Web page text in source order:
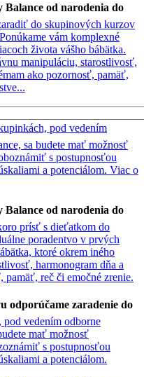
od narodenia do
do skupinových kurzov
vám komplexné
života vášho bábätka.
manipuláciu, starostlivosť,
ako pozornosť, pamäť,
pod vedením
sa budete mať možnosť
s postupnosťou
a potenciálom. Viac o
od narodenia do
prísť s dieťatkom do
poradentvo v prvých
ktoré okrem iného
harmonogram dňa a
pamäť, reč či emočné zrenie.
odporúčame zaradenie do
vedením odborne
mať možnosť
s postupnosťou
a potenciálom.